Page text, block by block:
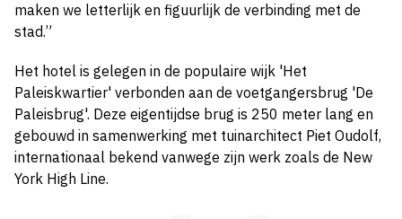
maken we letterlijk en figuurlijk de verbinding met de
stad.”
Het hotel is gelegen in de populaire wijk 'Het
Paleiskwartier' verbonden aan de voetgangersbrug 'De
Paleisbrug'. Deze eigentijdse brug is 250 meter lang en
gebouwd in samenwerking met tuinarchitect Piet Oudolf,
internationaal bekend vanwege zijn werk zoals de New
York High Line.